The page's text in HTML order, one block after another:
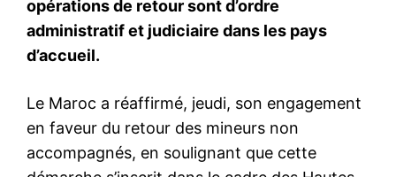
le1.ma
l'intelligence de
l'information